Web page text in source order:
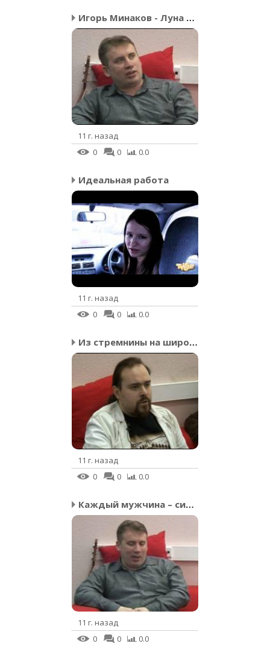
Игорь Минаков - Луна ск...
11 г. назад
0
0 0.0
Идеальная работа
11 г. назад
0
0 0.0
Из стремнины на широкий...
11 г. назад
0
0 0.0
Каждый мужчина – синяя ...
11 г. назад
0
0 0.0